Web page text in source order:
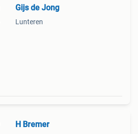
Gijs de Jong
Lunteren
H Bremer